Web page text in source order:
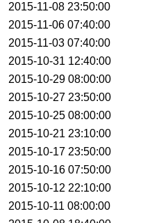
2015-11-08 23:50:00
2015-11-06 07:40:00
2015-11-03 07:40:00
2015-10-31 12:40:00
2015-10-29 08:00:00
2015-10-27 23:50:00
2015-10-25 08:00:00
2015-10-21 23:10:00
2015-10-17 23:50:00
2015-10-16 07:50:00
2015-10-12 22:10:00
2015-10-11 08:00:00